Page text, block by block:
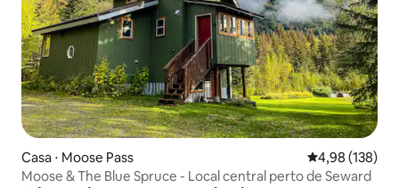
Casa ⋅ Moose Pass 4,98 de uma
4,98 (138)
Moose & The Blue Spruce - Local central perto de Seward